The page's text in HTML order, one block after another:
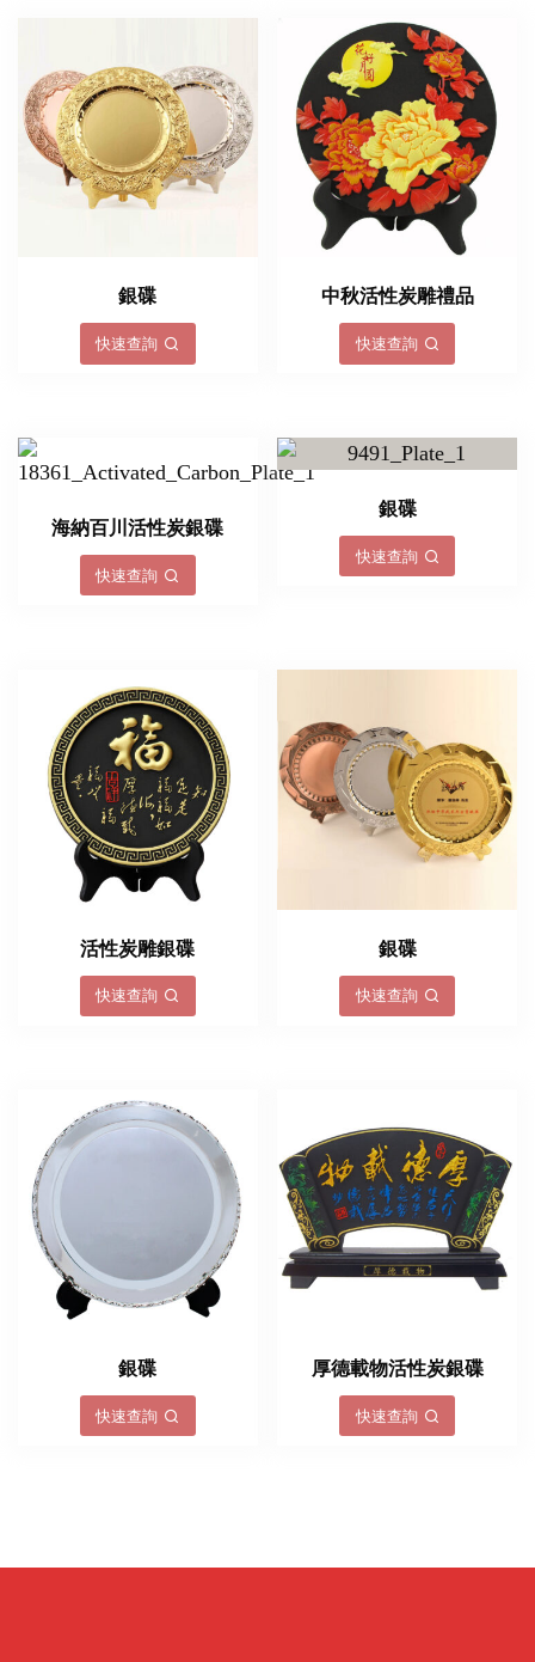
銀碟
快速查詢
中秋活性炭雕禮品
快速查詢
海納百川活性炭銀碟
快速查詢
銀碟
快速查詢
活性炭雕銀碟
快速查詢
銀碟
快速查詢
銀碟
快速查詢
厚德載物活性炭銀碟
快速查詢